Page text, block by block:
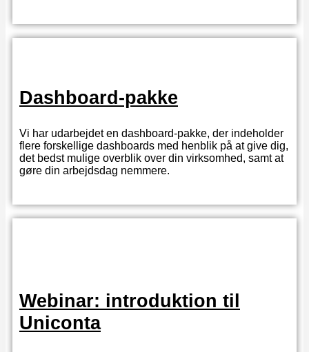
Dashboard-pakke
Vi har udarbejdet en dashboard-pakke, der indeholder
flere forskellige dashboards med henblik på at give dig,
det bedst mulige overblik over din virksomhed, samt at
gøre din arbejdsdag nemmere.
Webinar: introduktion til
Uniconta